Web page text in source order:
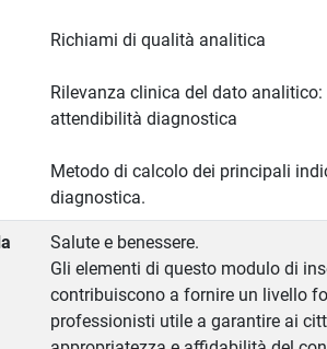
Richiami di qualità analitica
Rilevanza clinica del dato
attendibilità diagnostica
Metodo di calcolo dei principali
diagnostica.
Salute e benessere.
Gli elementi di questo modulo di
contribuiscono a fornire un livello
professionisti utile a garantire ai